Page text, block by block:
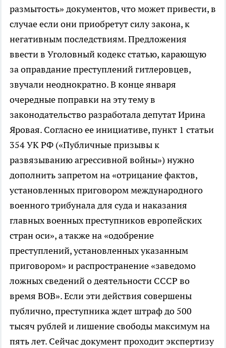
размытость» документов, что может привести, в
случае если они приобретут силу закона, к
негативным последствиям. Предложения
ввести в Уголовный кодекс статью, карающую
за оправдание преступлений гитлеровцев,
звучали неоднократно. В конце января
очередные поправки на эту тему в
законодательство разработала депутат Ирина
Яровая. Согласно ее инициативе, пункт 1 статьи
354 УК РФ («Публичные призывы к
развязыванию агрессивной войны») нужно
дополнить запретом на «отрицание фактов,
установленных приговором международного
военного трибунала для суда и наказания
главных военных преступников европейских
стран оси», а также на «одобрение
преступлений, установленных указанным
приговором» и распространение «заведомо
ложных сведений о деятельности СССР во
время ВОВ». Если эти действия совершены
публично, преступника ждет штраф до 500
тысяч рублей и лишение свободы максимум на
пять лет. Сейчас документ проходит экспертизу